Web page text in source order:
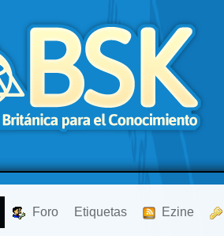
Foro Etiquetas Ezine